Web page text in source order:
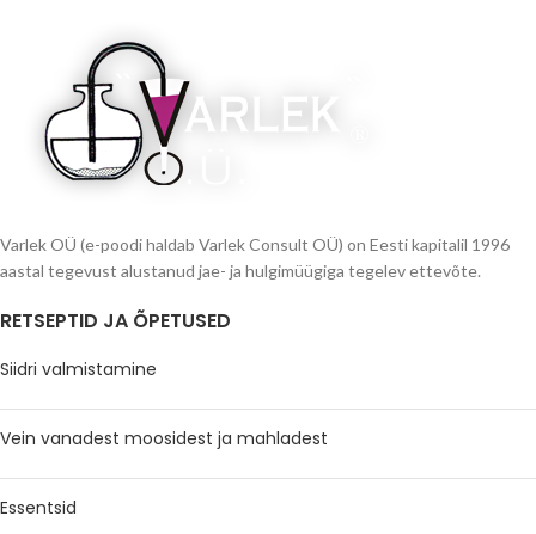
Varlek OÜ (e-poodi haldab Varlek Consult OÜ) on Eesti kapitalil 1996
aastal tegevust alustanud jae- ja hulgimüügiga tegelev ettevõte.
RETSEPTID JA ÕPETUSED
Siidri valmistamine
Vein vanadest moosidest ja mahladest
Essentsid